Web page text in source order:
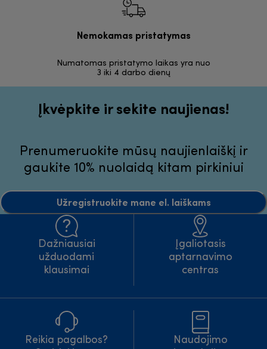
Nemokamas pristatymas
Numatomas pristatymo laikas yra nuo
3 iki 4 darbo dienų
Įkvėpkite ir sekite naujienas!
Prenumeruokite mūsų naujienlaiškį ir
gaukite 10% nuolaidą kitam pirkiniui
Užregistruokite mane el. laiškams
Dažniausiai
užduodami
klausimai
Įgaliotasis
aptarnavimo
centras
Reikia pagalbos?
Naudojimo